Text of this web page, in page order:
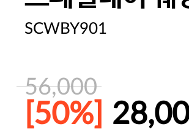
SCWBY901
56,000
[50%]